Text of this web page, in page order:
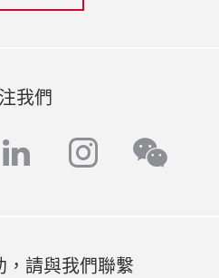
我們
linkedin
請與我們聯繫